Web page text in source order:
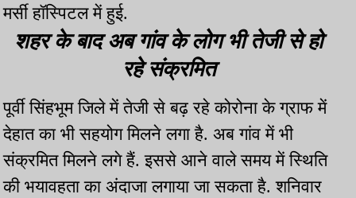
मर्सी हॉस्पिटल में हुई.
शहर के बाद अब गांव के लोग भी तेजी से हो
रहे संक्रमित
पूर्वी सिंहभूम जिले में तेजी से बढ़ रहे कोरोना के ग्राफ में
देहात का भी सहयोग मिलने लगा है. अब गांव में भी
संक्रमित मिलने लगे हैं. इससे आने वाले समय में स्थिति
की भयावहता का अंदाजा लगाया जा सकता है. शनिवार